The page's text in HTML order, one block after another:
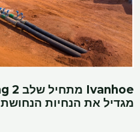
מגדיל את הנחיות הנחושת